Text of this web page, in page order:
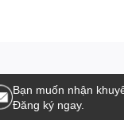
Bạn muốn nhận
Đăng ký ngay.